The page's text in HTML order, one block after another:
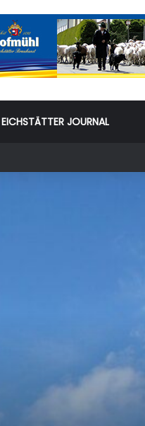
EICHSTÄTTER JOURNAL